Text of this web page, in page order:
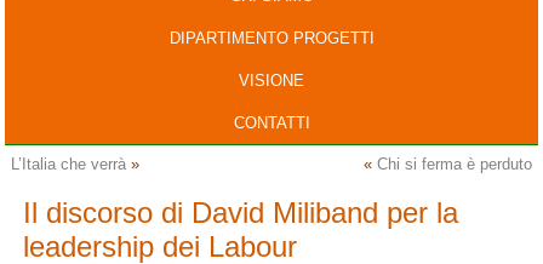
DIPARTIMENTO PROGETTI
VISIONE
CONTATTI
L’Italia che verrà » « Chi si ferma è perduto
Il discorso di David Miliband per la
leadership dei Labour